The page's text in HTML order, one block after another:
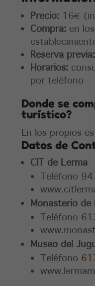
Precio: 16€
Compra: en
Reserva previa:
Horarios:
por teléfono
Donde se
turístico?
En los propios
Datos de
CIT de Lerma
Teléfono
Monasterio de
Teléfono
Museo del
Teléfono